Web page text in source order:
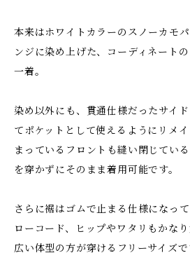
本来はホワイトカラーのスノーカモ
ンジに染め上げた、コーディネート
一着。
染め以外にも、貫通仕様だったサイ
てポケットとして使えるようにリメ
まっているフロントも縫い閉じてい
を穿かずにそのまま着用可能です。
さらに裾はゴムで止まる仕様になっ
ローコード、ヒップやワタリもかな
広い体型の方が穿けるフリーサイズで